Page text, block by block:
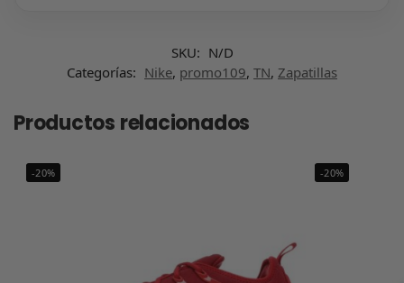
SKU: N/D
Categorías: Nike, promo109, TN, Zapatillas
Productos relacionados
-20% -20%